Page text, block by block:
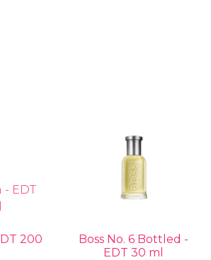
200
Boss No. 6 Bottled -
EDT 30 ml